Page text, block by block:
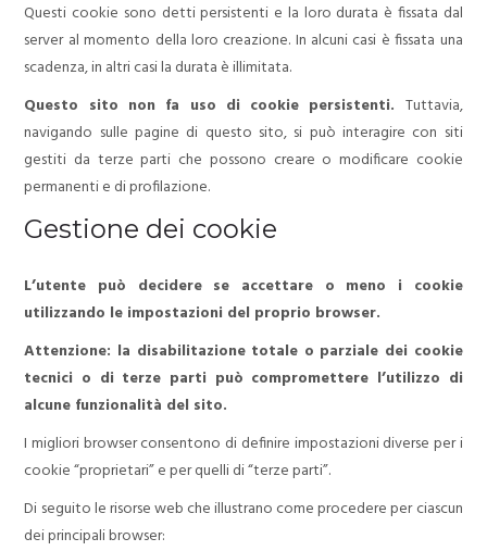
Questi cookie sono detti persistenti e la loro durata è fissata dal
server al momento della loro creazione. In alcuni casi è fissata una
scadenza, in altri casi la durata è illimitata.
Questo sito non fa uso di cookie persistenti. Tuttavia,
navigando sulle pagine di questo sito, si può interagire con siti
gestiti da terze parti che possono creare o modificare cookie
permanenti e di profilazione.
Gestione dei cookie
L’utente può decidere se accettare o meno i cookie
utilizzando le impostazioni del proprio browser.
Attenzione: la disabilitazione totale o parziale dei cookie
tecnici o di terze parti può compromettere l’utilizzo di
alcune funzionalità del sito.
I migliori browser consentono di definire impostazioni diverse per i
cookie “proprietari” e per quelli di “terze parti”.
Di seguito le risorse web che illustrano come procedere per ciascun
dei principali browser: